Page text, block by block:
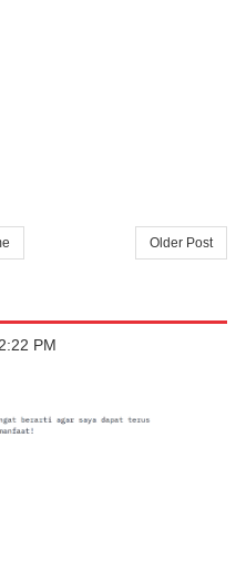
Older Post
PM